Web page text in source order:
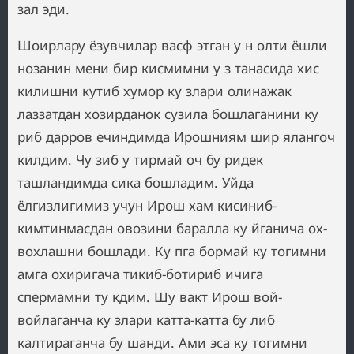
зал эди.
Шоирлару ёзувчилар васф этган у н олти ёшли
нозанин мени бир кисмимни у з танасида хис
килишни кутиб хумор ку злари олинажак
лаззатдан хозирданок сузила бошлаганини ку
риб дарров ечиндимда Ирошниям шир ялангоч
килдим. Чу зиб у тирмай оч бу ридек
ташландимда сика бошладим. Уйда
ёлгизлигимиз учун Ирош хам кисиниб-
кимтинмасдан овозини баралла ку йганича ох-
вохлашни бошлади. Ку пга бормай ку тогимни
амга охиригача тикиб-ботириб ичига
спермамни ту кдим. Шу вакт Ирош вой-
войлаганча ку злари катта-катта бу либ
калтираганча бу шанди. Ами эса ку тогимни